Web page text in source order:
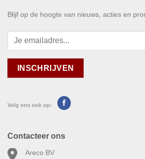
Blijf op de hoogte van nieuws, acties en
Volg ons ook op:
Contacteer ons
Areco BV